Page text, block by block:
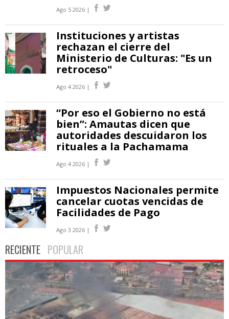
Ago 5 2026 |
Instituciones y artistas
rechazan el cierre del
Ministerio de Culturas: "Es un
retroceso"
Ago 4 2026 |
“Por eso el Gobierno no está
bien”: Amautas dicen que
autoridades descuidaron los
rituales a la Pachamama
Ago 4 2026 |
Impuestos Nacionales permite
cancelar cuotas vencidas de
Facilidades de Pago
Ago 3 2026 |
RECIENTE POPULAR